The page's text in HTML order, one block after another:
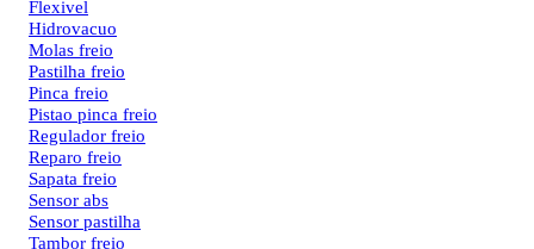
Flexivel
Hidrovacuo
Molas freio
Pastilha freio
Pinca freio
Pistao pinca freio
Regulador freio
Reparo freio
Sapata freio
Sensor abs
Sensor pastilha
Tambor freio